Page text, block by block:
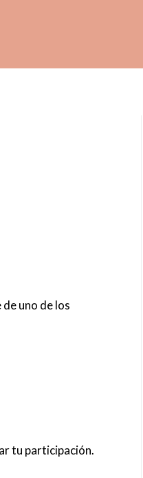
uno de los
tu participación.